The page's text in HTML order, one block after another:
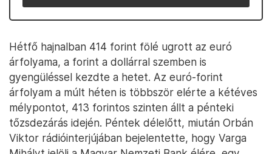
Hétfő hajnalban 414 forint fölé ugrott az euró
árfolyama, a forint a dollárral szemben is
gyengüléssel kezdte a hetet. Az euró-forint
árfolyam a múlt héten is többször elérte a kétéves
mélypontot, 413 forintos szinten állt a pénteki
tőzsdezárás idején. Péntek délelőtt, miután Orbán
Viktor rádióinterjújában bejelentette, hogy Varga